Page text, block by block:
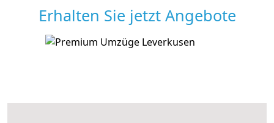
Erhalten Sie jetzt Angebote